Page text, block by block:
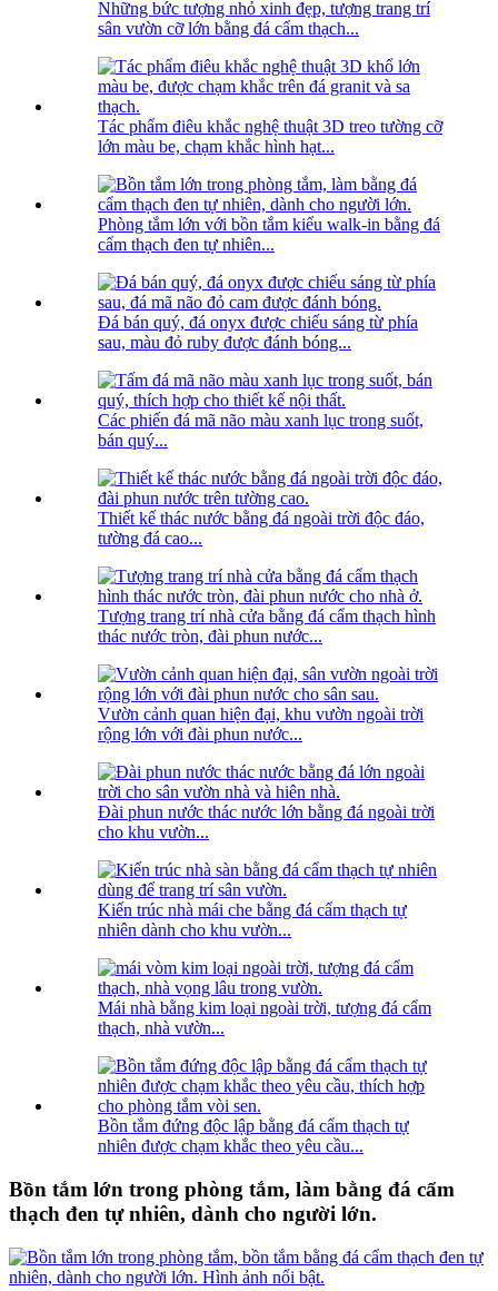
Những bức tượng nhỏ xinh đẹp, tượng trang trí
sân vườn cỡ lớn bằng đá cẩm thạch...
Tác phẩm điêu khắc nghệ thuật 3D treo tường cỡ
lớn màu be, chạm khắc hình hạt...
Phòng tắm lớn với bồn tắm kiểu walk-in bằng đá
cẩm thạch đen tự nhiên...
Đá bán quý, đá onyx được chiếu sáng từ phía
sau, màu đỏ ruby ​​được đánh bóng...
Các phiến đá mã não màu xanh lục trong suốt,
bán quý...
Thiết kế thác nước bằng đá ngoài trời độc đáo,
tường đá cao...
Tượng trang trí nhà cửa bằng đá cẩm thạch hình
thác nước tròn, đài phun nước...
Vườn cảnh quan hiện đại, khu vườn ngoài trời
rộng lớn với đài phun nước...
Đài phun nước thác nước lớn bằng đá ngoài trời
cho khu vườn...
Kiến trúc nhà mái che bằng đá cẩm thạch tự
nhiên dành cho khu vườn...
Mái nhà bằng kim loại ngoài trời, tượng đá cẩm
thạch, nhà vườn...
Bồn tắm đứng độc lập bằng đá cẩm thạch tự
nhiên được chạm khắc theo yêu cầu...
Bồn tắm lớn trong phòng tắm, làm bằng đá cẩm
thạch đen tự nhiên, dành cho người lớn.